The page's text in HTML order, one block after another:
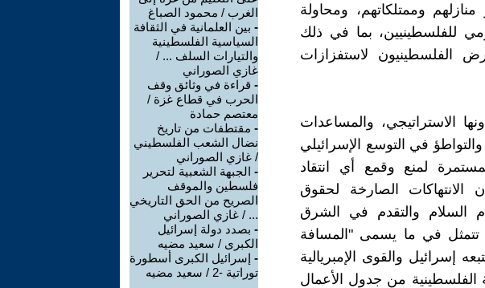
وممتلكاتهم، ومحاولة
للفلسطينيين، بما في ذلك
الفلسطينيون لاستفزازات
الاستراتيجي، والمساعدات
في التوسع الإسرائيلي
لمنع وقمع أي انتقاد
الانتهاكات الصارخة لحقوق
السلام والتقدم في الشرق
تتمثل في ما يسمى "المسافة
إسرائيل والقوى الإمبريالية
الفلسطينية من جدول الأعمال
الغرب / محمود الصباغ
- بين العلمانية في الثقافة
السياسية الفلسطينية
والتيارات السلف ... /
غازي الصوراني
- قراءة في وثائق وقف
الحرب في قطاع غزة /
معتصم حمادة
- مقتطفات من تاريخ
نضال الشعب الفلسطيني
/ غازي الصوراني
- الجبهة الشعبية لتحرير
فلسطين والموقف
الصريح من الحق التاريخي
... / غازي الصوراني
- بصدد دولة إسرائيل
الكبرى / سعيد مضيه
- إسرائيل الكبرى أسطورة
توراتية -2 / سعيد مضيه